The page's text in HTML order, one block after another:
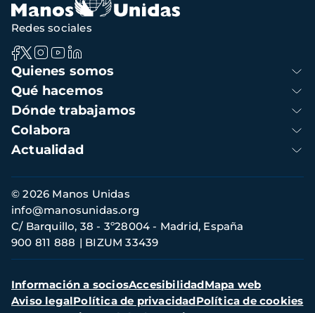
Navegación
principal
Quienes somos
Qué hacemos
Dónde trabajamos
Colabora
Actualidad
Redes sociales
Información
de
contacto
© 2026 Manos Unidas
C/ Barquillo, 38 - 3º28004 - Madrid, España
900 811 888
BIZUM 33439
info@manosunidas.org
Menú
secundario
Información a sociosAccesibilidadMapa web
Aviso legalPolítica de privacidadPolítica de cookies